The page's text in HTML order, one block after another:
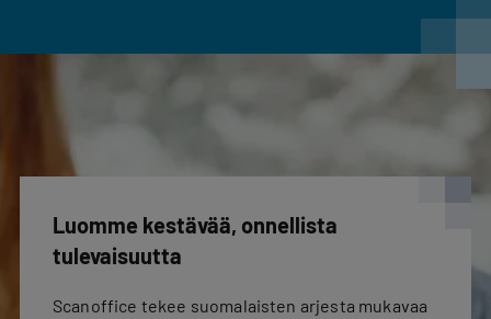
Luomme kestävää, onnellista
tulevaisuutta
Scanoffice tekee suomalaisten arjesta mukavaa